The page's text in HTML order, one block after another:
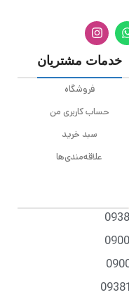
خدمات مشتریان
فروشگاه
حساب کاربری من
سبد خرید
علاقه‌مندی‌ها